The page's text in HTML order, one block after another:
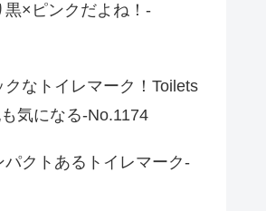
黒×ピンクだよね！-
なトイレマーク！Toilets
気になる-No.1174
パクトあるトイレマーク-